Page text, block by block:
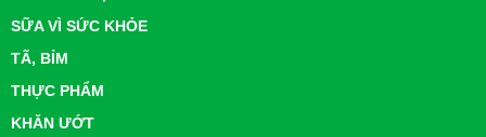
SỮA VÌ SỨC KHỎE
TÃ, BỈM
THỰC PHẨM
KHĂN ƯỚT